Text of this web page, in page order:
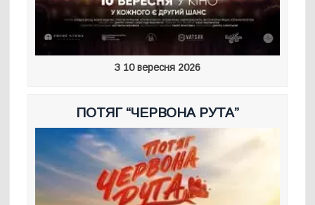
З 10 вересня 2026
ПОТЯГ “ЧЕРВОНА РУТА”